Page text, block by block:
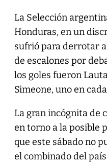
La Selección
Honduras, en un
sufrió para derrotar
de escalones por
los goles fueron
Simeone, uno en
La gran incógnita de
en torno a la posible
que este sábado no
el combinado del